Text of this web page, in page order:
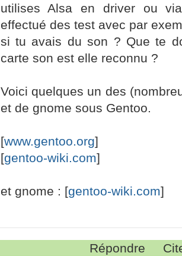
utilises Alsa en driver ou
effectué des test avec par
si tu avais du son ? Que te
carte son est elle reconnu ?
Voici quelques un des
et de gnome sous Gentoo.
[www.gentoo.org]
[gentoo-wiki.com]
et gnome : [gentoo-wiki.com]
Répondre